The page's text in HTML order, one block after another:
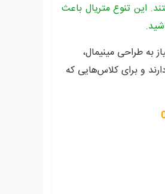
این تنوع متریال باعث
به طراحی مینیمال،
و برای کلاس‌هایی که